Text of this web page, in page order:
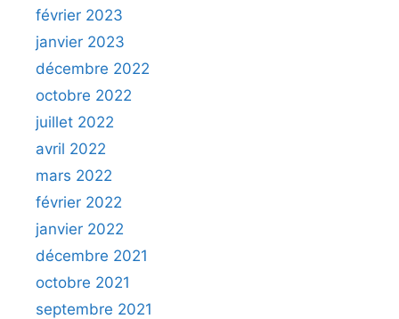
février 2023
janvier 2023
décembre 2022
octobre 2022
juillet 2022
avril 2022
mars 2022
février 2022
janvier 2022
décembre 2021
octobre 2021
septembre 2021